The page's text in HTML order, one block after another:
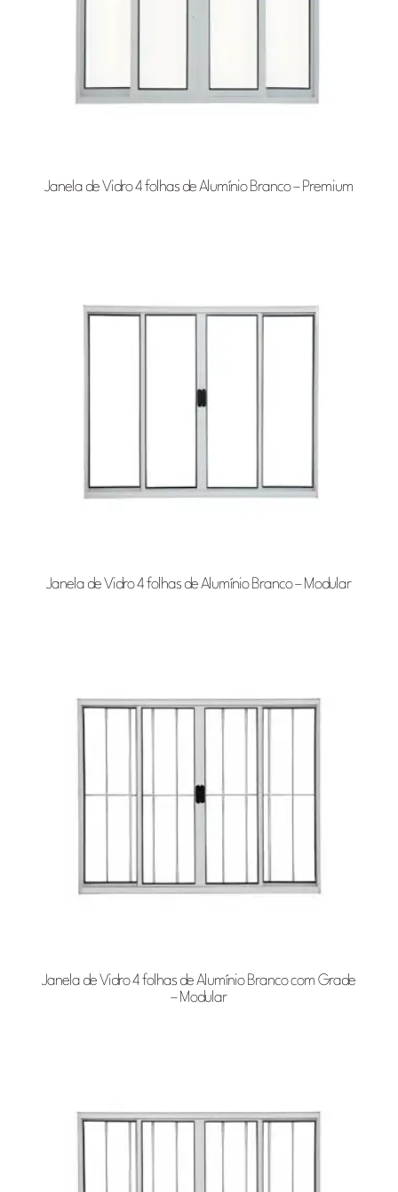
Janela de Vidro 4 folhas de Alumínio Branco – Premium
Janela de Vidro 4 folhas de Alumínio Branco – Modular
Janela de Vidro 4 folhas de Alumínio Branco com Grade
– Modular